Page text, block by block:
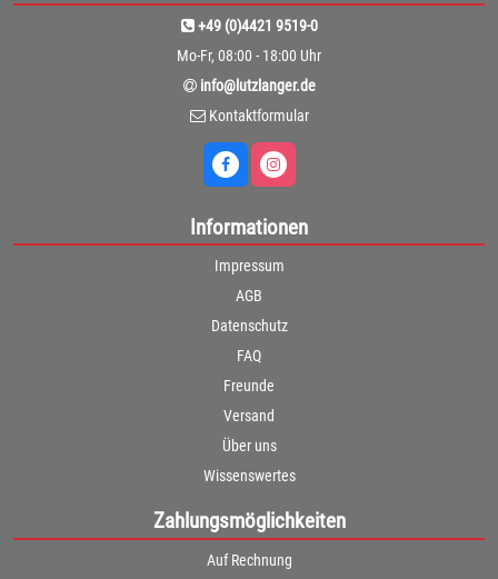
+49 (0)4421 9519-0
Mo-Fr, 08:00 - 18:00 Uhr
info@lutzlanger.de
Kontaktformular
Informationen
Impressum
AGB
Datenschutz
FAQ
Freunde
Versand
Über uns
Wissenswertes
Zahlungsmöglichkeiten
Auf Rechnung